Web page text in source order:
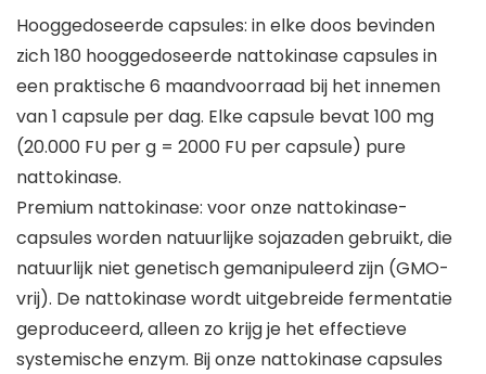
Hooggedoseerde capsules: in elke doos bevinden
zich 180 hooggedoseerde nattokinase capsules in
een praktische 6 maandvoorraad bij het innemen
van 1 capsule per dag. Elke capsule bevat 100 mg
(20.000 FU per g = 2000 FU per capsule) pure
nattokinase.
Premium nattokinase: voor onze nattokinase-
capsules worden natuurlijke sojazaden gebruikt, die
natuurlijk niet genetisch gemanipuleerd zijn (GMO-
vrij). De nattokinase wordt uitgebreide fermentatie
geproduceerd, alleen zo krijg je het effectieve
systemische enzym. Bij onze nattokinase capsules